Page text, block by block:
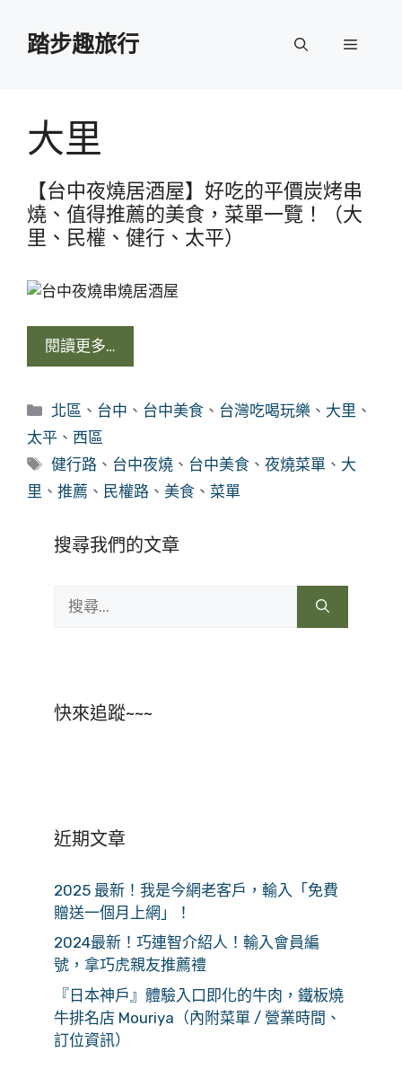
踏步趣旅行 選
大里
【台中夜燒居酒屋】好吃的平價炭烤串
燒、值得推薦的美食，菜單一覽！（大
里、民權、健行、太平）
閱讀更多…
分
類
北區 、 台中 、 台中美食 、 台灣吃喝玩樂 、 大里 、
太平 、 西區
標
籤
健行路 、 台中夜燒 、 台中美食 、夜燒菜單 、 大
里 、 推薦 、 民權路 、 美食 、 菜單
搜尋我們的文章
尋:
快來追蹤~~~
近期文章
2025 最新！我是今網老客戶，輸入「免費
贈送一個月上網」！
2024最新！巧連智介紹人！輸入會員編
號，拿巧虎親友推薦禮
『日本神戶』體驗入口即化的牛肉，鐵板燒
牛排名店 Mouriya（內附菜單 / 營業時間、
訂位資訊）